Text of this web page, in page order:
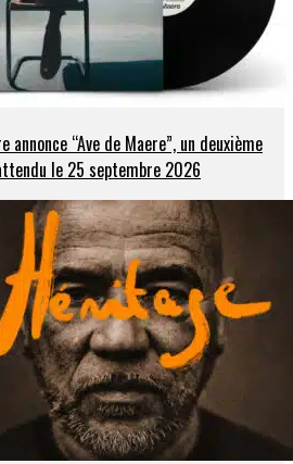
annonce “Ave de Maere”, un deuxième
le 25 septembre 2026